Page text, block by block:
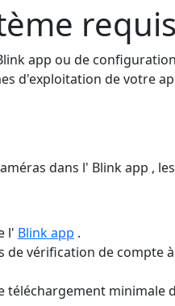
app ou de
d'exploitation de votre
dans l' Blink app ,
l' Blink app .
de vérification de
téléchargement